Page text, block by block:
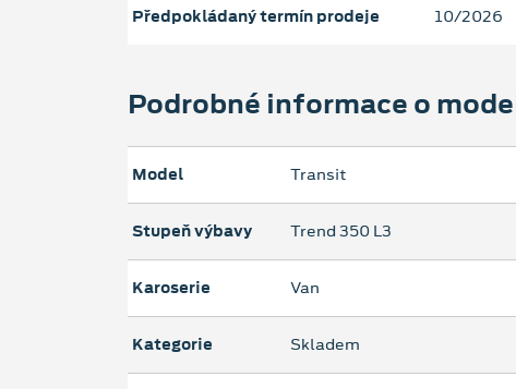
Předpokládaný termín prodeje 10/2026
Podrobné informace o
Model Transit
Stupeň výbavy Trend 350 L3
Karoserie Van
Kategorie Skladem